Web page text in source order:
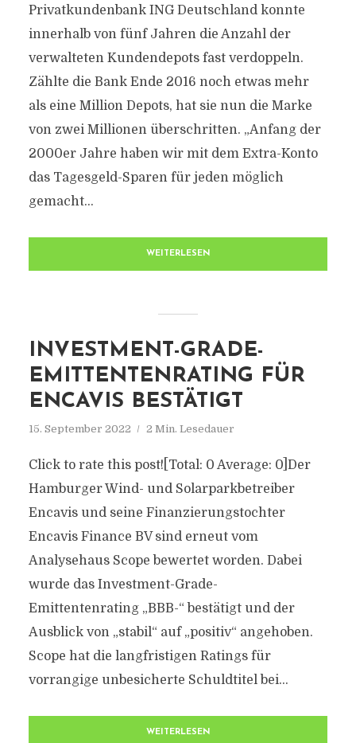
Privatkundenbank ING Deutschland konnte
innerhalb von fünf Jahren die Anzahl der
verwalteten Kundendepots fast verdoppeln.
Zählte die Bank Ende 2016 noch etwas mehr
als eine Million Depots, hat sie nun die Marke
von zwei Millionen überschritten. „Anfang der
2000er Jahre haben wir mit dem Extra-Konto
das Tagesgeld-Sparen für jeden möglich
gemacht...
WEITERLESEN
INVESTMENT-GRADE-
EMITTENTENRATING FÜR
ENCAVIS BESTÄTIGT
15. September 2022 2 Min. Lesedauer
Click to rate this post![Total: 0 Average: 0]Der
Hamburger Wind- und Solarparkbetreiber
Encavis und seine Finanzierungstochter
Encavis Finance BV sind erneut vom
Analysehaus Scope bewertet worden. Dabei
wurde das Investment-Grade-
Emittentenrating „BBB-“ bestätigt und der
Ausblick von „stabil“ auf „positiv“ angehoben.
Scope hat die langfristigen Ratings für
vorrangige unbesicherte Schuldtitel bei...
WEITERLESEN